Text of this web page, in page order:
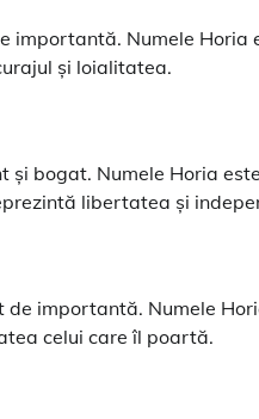
importantă. Numele Horia
și loialitatea.
și bogat. Numele Horia
libertatea și
importantă. Numele
celui care îl poartă.